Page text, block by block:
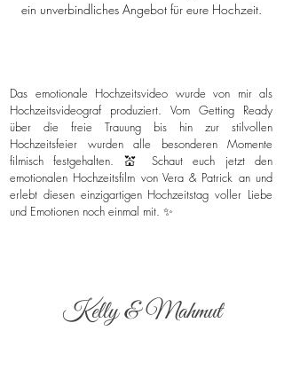
ein unverbindliches Angebot für eure Hochzeit.
Das emotionale Hochzeitsvideo wurde von mir als
Hochzeitsvideograf produziert. Vom Getting Ready
über die freie Trauung bis hin zur stilvollen
Hochzeitsfeier wurden alle besonderen Momente
filmisch festgehalten. 💒 Schaut euch jetzt den
emotionalen Hochzeitsfilm von Vera & Patrick an und
erlebt diesen einzigartigen Hochzeitstag voller Liebe
und Emotionen noch einmal mit. ✨
Kelly & Mahmut